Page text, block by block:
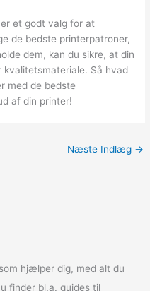
et godt valg for at
de bedste printerpatroner,
dem, kan du sikre, at din
Så hvad
med de bedste
af din printer!
Næste Indlæg →
hjælper dig, med alt du
finder bl.a. guides til